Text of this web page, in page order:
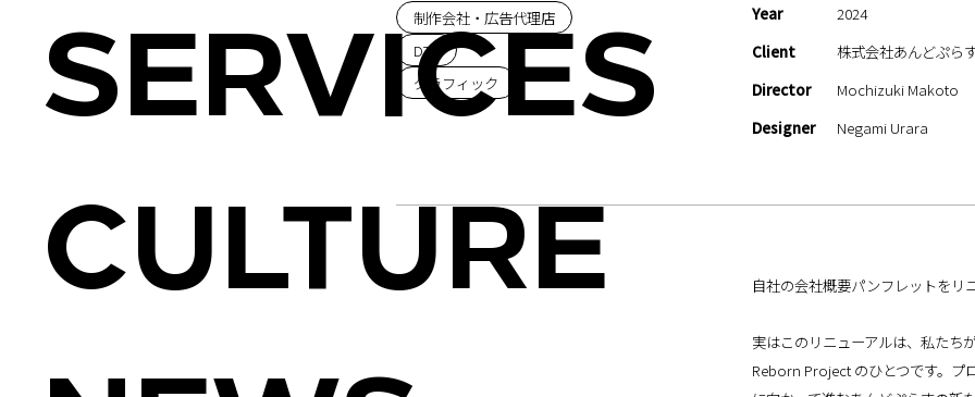
Office
Access
Information
SERVICES
Tsukuru
Hagukumu
CULTURE
制作会社・広告代理店
DTP
グラフィック
Year
2024
Client
株式会社あんどぷら
Director
Mochizuki Makoto
Designer
Negami Urara
自社の会社概要パンフレットをリ
実はこのリニューアルは、私たち
Reborn Project のひとつです。プ